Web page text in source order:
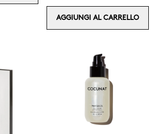
AGGIUNGI AL CARRELLO